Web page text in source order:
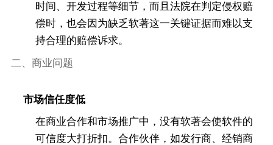
时间、开发过程等细节，而且法院在判定侵权赔
偿时，也会因为缺乏软著这一关键证据而难以支
持合理的赔偿诉求。
二、商业问题
市场信任度低
在商业合作和市场推广中，没有软著会使软件的
可信度大打折扣。合作伙伴，如发行商、经销商